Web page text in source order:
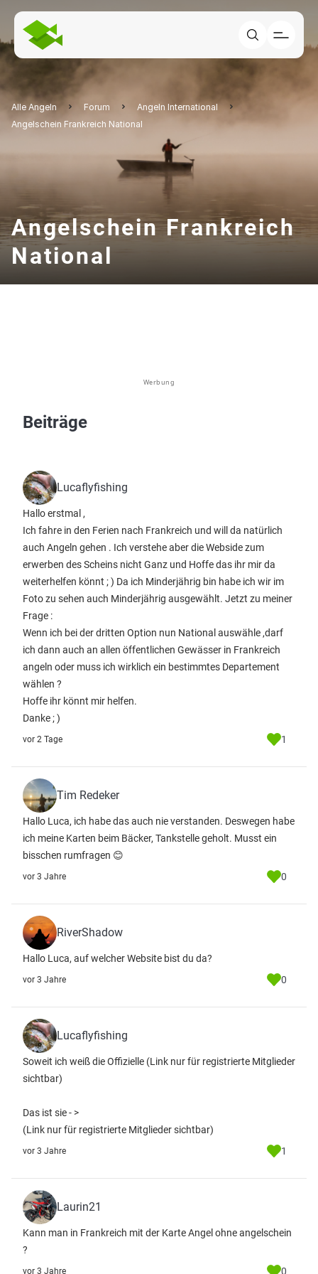
Alle Angeln Forum
Angeln International
Angelschein Frankreich National
Angelschein Frankreich
National
Werbung
Beiträge
Lucaflyfishing
Hallo erstmal ,
Ich fahre in den Ferien nach Frankreich und will da natürlich
auch Angeln gehen . Ich verstehe aber die Webside zum
erwerben des Scheins nicht Ganz und Hoffe das ihr mir da
weiterhelfen könnt ; ) Da ich Minderjährig bin habe ich wir im
Foto zu sehen auch Minderjährig ausgewählt. Jetzt zu meiner
Frage :
Wenn ich bei der dritten Option nun National auswähle ,darf
ich dann auch an allen öffentlichen Gewässer in Frankreich
angeln oder muss ich wirklich ein bestimmtes Departement
wählen ?
Hoffe ihr könnt mir helfen.
Danke ; )
vor 2 Tage 1
Tim Redeker
Hallo Luca, ich habe das auch nie verstanden. Deswegen habe
ich meine Karten beim Bäcker, Tankstelle geholt. Musst ein
bisschen rumfragen 😊
vor 3 Jahre 0
RiverShadow
Hallo Luca, auf welcher Website bist du da?
vor 3 Jahre 0
Lucaflyfishing
Soweit ich weiß die Offizielle (Link nur für registrierte Mitglieder
sichtbar)
Das ist sie - >
(Link nur für registrierte Mitglieder sichtbar)
vor 3 Jahre 1
Laurin21
Kann man in Frankreich mit der Karte Angel ohne angelschein
?
vor 3 Jahre 0